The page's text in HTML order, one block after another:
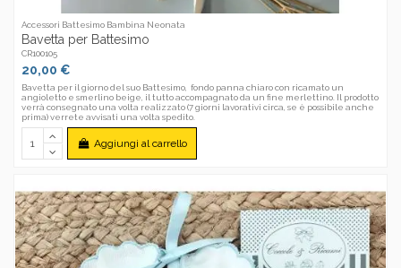
Accessori Battesimo Bambina Neonata
Bavetta per Battesimo
CR100105
20,00 €
Bavetta per il giorno del suo Battesimo, fondo panna chiaro con ricamato un
angioletto e smerlino beige, il tutto accompagnato da un fine merlettino. Il prodotto
verrà consegnato una volta realizzato (7 giorni lavorativi circa, se è possibile anche
prima) verrete avvisati una volta spedito.
Aggiungi al carrello